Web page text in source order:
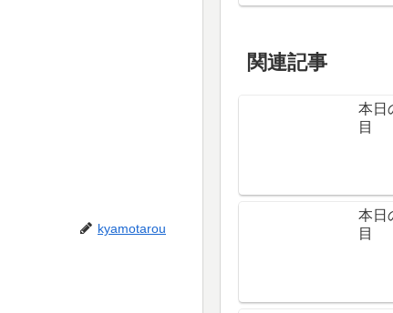
kyamotarou
関連記事
本日
目
本日
目